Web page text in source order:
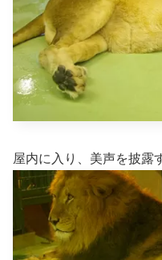
屋内に入り、美声を披露